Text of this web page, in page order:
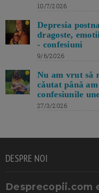
10/7/2026
Depresia
dragoste,
- confesiuni
9/6/2026
Nu am vrut să
căutat până
confesiunile
27/3/2026
DESPRE NOI
Desprecopii.com